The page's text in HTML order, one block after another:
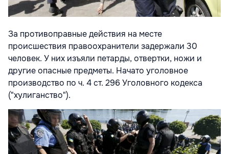
За противоправные действия на месте
происшествия правоохранители задержали 30
человек. У них изъяли петарды, отвертки, ножи и
другие опасные предметы. Начато уголовное
производство по ч. 4 ст. 296 Уголовного кодекса
("хулиганство").